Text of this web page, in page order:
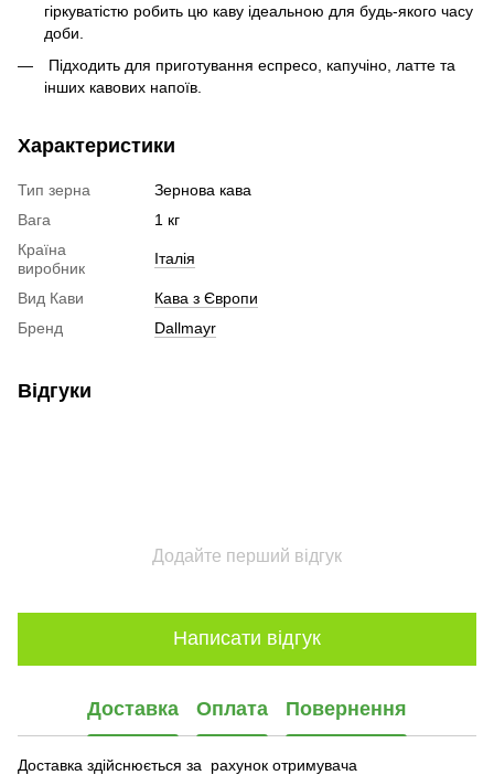
гіркуватістю робить цю каву ідеальною для будь-якого часу
доби.
Підходить для приготування еспресо, капучіно, латте та
інших кавових напоїв.
Характеристики
Тип зерна
Зернова кава
Вага
1 кг
Країна
виробник
Італія
Вид Кави
Кава з Європи
Бренд
Dallmayr
Відгуки
Додайте перший відгук
Написати відгук
Доставка Оплата Повернення
Доставка здійснюється за рахунок отримувача